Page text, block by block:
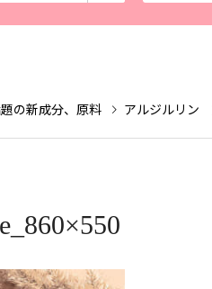
の新成分、原料 アルジルリン